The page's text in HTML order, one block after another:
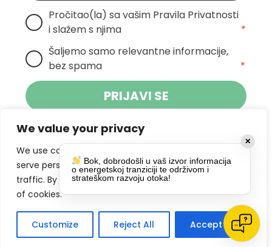
We value your privacy
We use cookies to enhance your browsing experience,
serve personalized ads or content, and analyze our
traffic. By clicking "Accept All", you consent to our use
of cookies.
Customize Reject All Accept All
Pročitao(la) sa vašim Pravila Privatnosti
i slažem s njima
*
Šaljemo samo relevantne informacije,
bez spama
*
PRIJAVI SE
Klikom na gumb dajete suglasnost za
primanje novosti Pokreta Otoka te se
slažete spolitikom privatnosti.
DRUŠTVENE MREŽE
✕
Bok, dobrodošli u vaš izvor informacija
o energetskoj tranziciji te održivom i
strateškom razvoju otoka!